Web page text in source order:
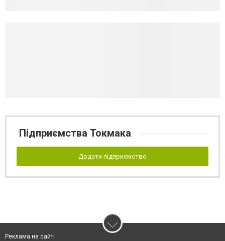
Підприємства Токмака
Додати підприємство
Реклама на сайті